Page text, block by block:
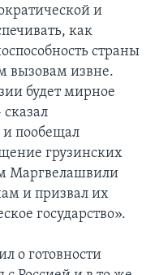
и
как
страны
вызовам извне.
будет мирное
пообещал
грузинских
Маргвелашвили
и призвал их
государство».
о готовности